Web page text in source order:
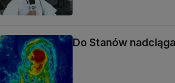
Do Stanów